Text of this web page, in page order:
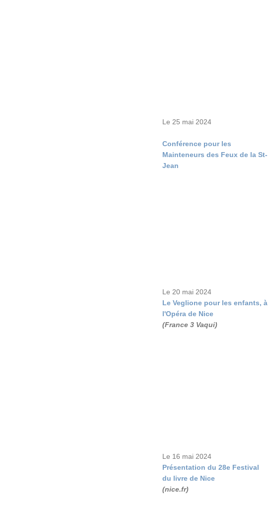
Le 25 mai 2024
Conférence pour les
Mainteneurs des Feux de la St-
Jean
Le 20 mai 2024
Le Veglione pour les enfants, à
l'Opéra de Nice
(France 3 Vaqui)
Le 16 mai 2024
Présentation du 28e Festival
du livre de Nice
(nice.fr)